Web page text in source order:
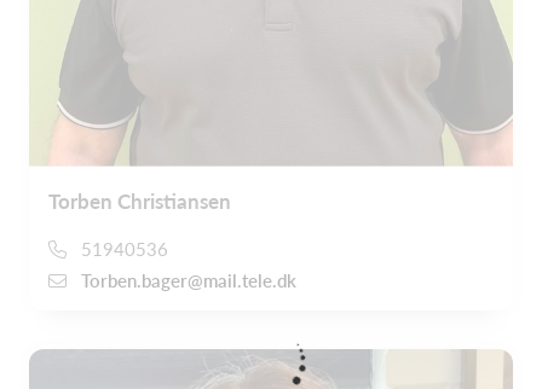
Torben Christiansen
51940536
Torben.bager@mail.tele.dk